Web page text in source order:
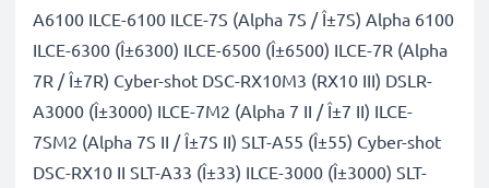
A6100 ILCE-6100 ILCE-7S (Alpha 7S / Î±7S) Alpha 6100
ILCE-6300 (Î±6300) ILCE-6500 (Î±6500) ILCE-7R (Alpha
7R / Î±7R) Cyber-shot DSC-RX10M3 (RX10 III) DSLR-
A3000 (Î±3000) ILCE-7M2 (Alpha 7 II / Î±7 II) ILCE-
7SM2 (Alpha 7S II / Î±7S II) SLT-A55 (Î±55) Cyber-shot
DSC-RX10 II SLT-A33 (Î±33) ILCE-3000 (Î±3000) SLT-